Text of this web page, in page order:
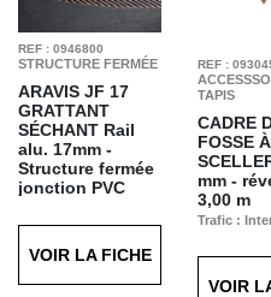
REF : 0946800
STRUCTURE FERMÉE
ARAVIS JF 17
GRATTANT
SÉCHANT Rail
alu. 17mm -
Structure fermée
jonction PVC
Finition : Grattant
Séchant Gris T61
VOIR LA FICHE
REF :
TAPIS
CADRE
FOSSE À
mm -
3,00 m
Trafic :
brut
VOIR